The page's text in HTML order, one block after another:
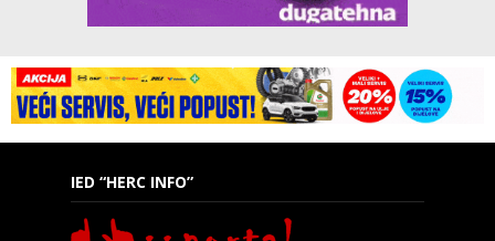
IED “HERC INFO”